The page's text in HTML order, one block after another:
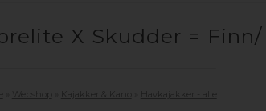
X Skudder = Finn/